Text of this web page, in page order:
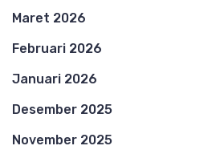
Maret 2026
Februari 2026
Januari 2026
Desember 2025
November 2025